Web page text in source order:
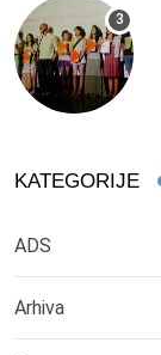
KATEGORIJE
ADS
Arhiva